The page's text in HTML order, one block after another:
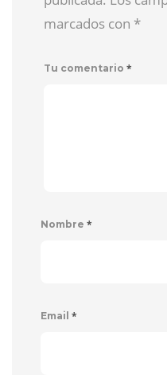
marcados con *
Tu comentario *
Nombre *
Email *